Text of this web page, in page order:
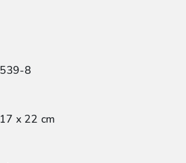
8
x 22 cm